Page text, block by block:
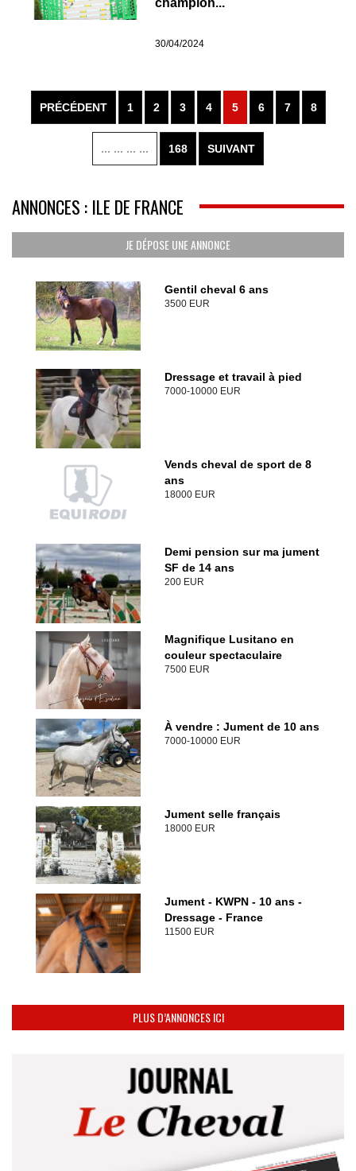
30/04/2024
PRÉCÉDENT 1 2 3 4 5 6 7 8
... ... ... ... 168 SUIVANT
ANNONCES : ILE DE FRANCE
JE DÉPOSE UNE ANNONCE
Gentil cheval 6 ans
3500 EUR
Dressage et travail à pied
7000-10000 EUR
Vends cheval de sport de 8
ans
18000 EUR
Demi pension sur ma jument
SF de 14 ans
200 EUR
Magnifique Lusitano en
couleur spectaculaire
7500 EUR
À vendre : Jument de 10 ans
7000-10000 EUR
Jument selle français
18000 EUR
Jument - KWPN - 10 ans -
Dressage - France
11500 EUR
PLUS D’ANNONCES ICI